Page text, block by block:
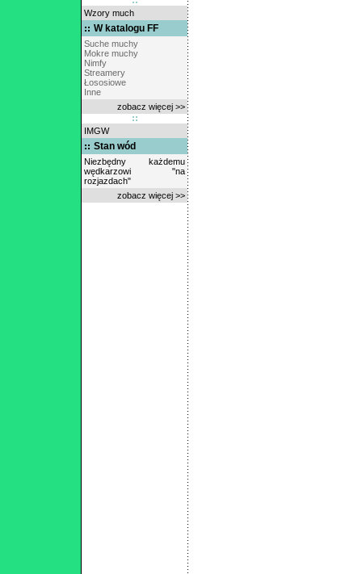
Wzory much
W katalogu FF
Suche muchy
Mokre muchy
Nimfy
Streamery
Łososiowe
Inne
zobacz więcej >>
IMGW
Stan wód
Niezbędny każdemu
wędkarzowi "na
rozjazdach"
zobacz więcej >>